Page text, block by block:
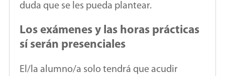
duda que se les pueda plantear.
Los exámenes y las horas prácticas
sí serán presenciales
El/la alumno/a solo tendrá que acudir